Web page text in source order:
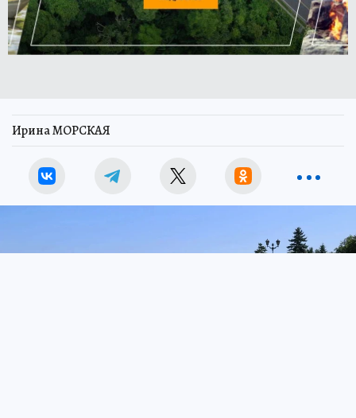
Ирина МОРСКАЯ